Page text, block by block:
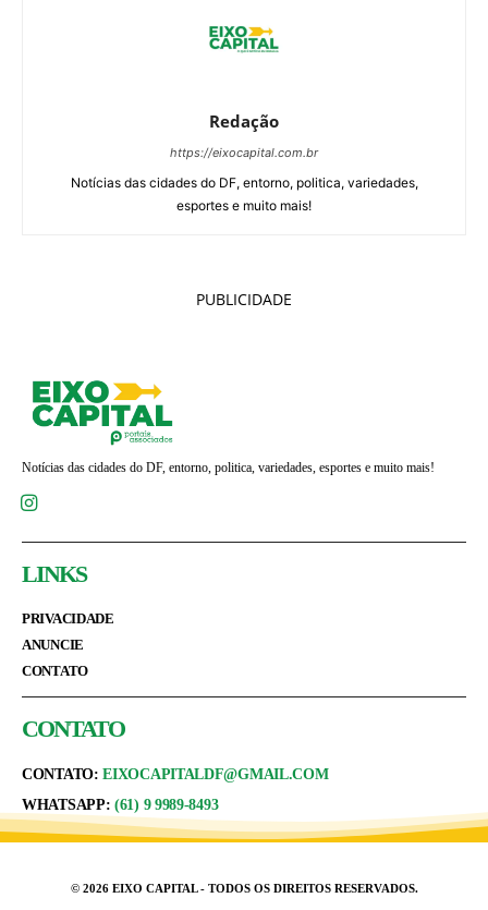
Redação
https://eixocapital.com.br
Notícias das cidades do DF, entorno, politica, variedades,
esportes e muito mais!
PUBLICIDADE
Notícias das cidades do DF, entorno, politica, variedades, esportes e muito mais!
LINKS
PRIVACIDADE
ANUNCIE
CONTATO
CONTATO
CONTATO:EIXOCAPITALDF@GMAIL.COM
WHATSAPP: (61) 9 9989-8493
© 2026 EIXO CAPITAL - TODOS OS DIREITOS RESERVADOS.